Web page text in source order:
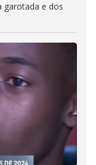
garotada e dos